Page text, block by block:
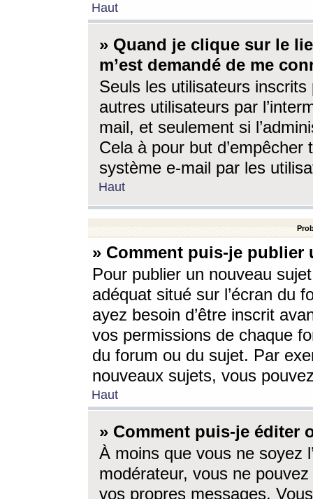
Haut
» Quand je clique sur le
m’est demandé de me
Seuls les utilisateurs
autres utilisateurs par
mail, et seulement si
Cela à pour but
système e-mail par les
Haut
» Comment puis-je
Pour publier un nouveau
adéquat situé sur l’écran du
ayez besoin d’être inscrit
vos permissions de chaque
du forum ou du sujet. Par
nouveaux sujets, vous
Haut
» Comment puis-je éditer
À moins que vous ne soyez
modérateur, vous ne
vos propres messages.